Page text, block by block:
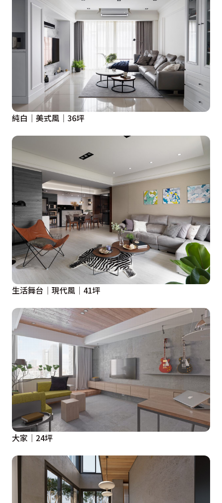
純白｜美式風｜36坪
生活舞台│現代風│41坪
大家│24坪